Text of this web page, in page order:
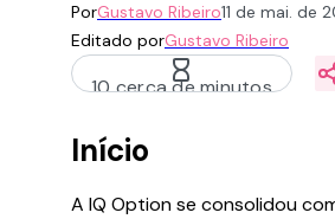
PorGustavo Ribeiro11 de mai. de
Editado porGustavo Ribeiro
10 cerca de minutos
Início
A IQ Option se consolidou